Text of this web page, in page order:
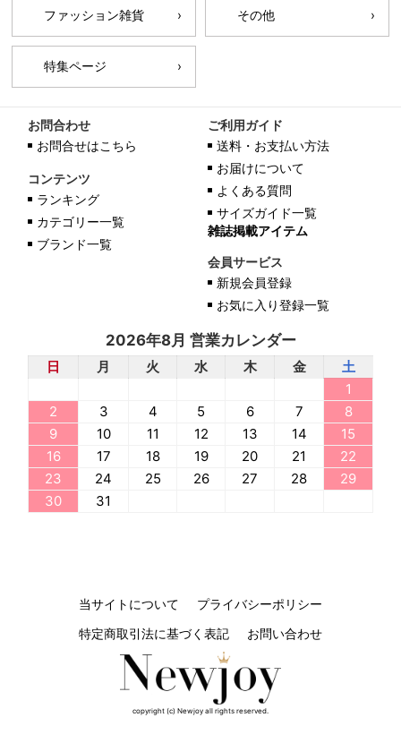
ファッション雑貨 その他
特集ページ
お問合わせ
お問合せはこちら
コンテンツ
ランキング
カテゴリー一覧
ブランド一覧
ご利用ガイド
送料・お支払い方法
お届けについて
よくある質問
サイズガイド一覧
雑誌掲載アイテム
会員サービス
新規会員登録
お気に入り登録一覧
2026年8月 営業カレンダー
日 月 火 水 木 金
土
1
2
3 4 5 6 7
8
9
10 11 12 13 14
15
16
17 18 19 20 21
22
23
24 25 26 27 28
29
30
31
当サイトについて
プライバシーポリシー
特定商取引法に基づく表記
お問い合わせ
copyright (c) Newjoy all rights reserved.